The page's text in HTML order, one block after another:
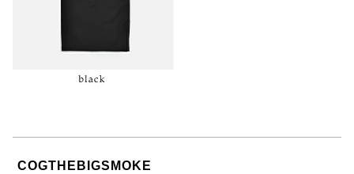
COGTHEBIGSMOKE